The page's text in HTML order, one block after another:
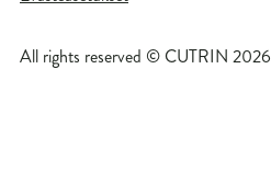
All rights reserved © CUTRIN 2026